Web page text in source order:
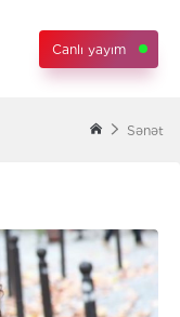
Canlı yayım
Sənət